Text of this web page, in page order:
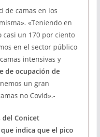
de camas en los
«Teniendo en
un 170 por ciento
en el sector público
intensivas y
de ocupación de
un gran
no Covid».-
Conicet
indica que el pico